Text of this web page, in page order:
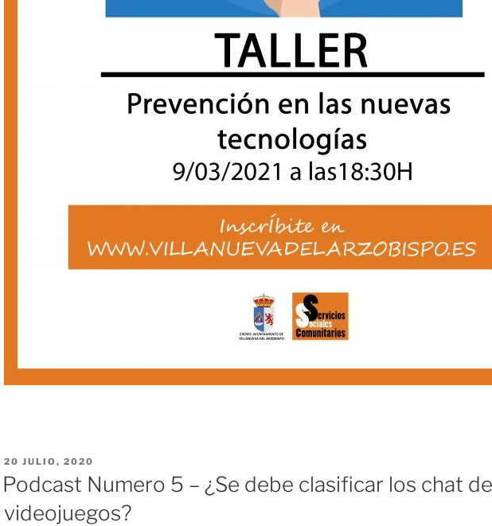
PUBLICADO
20 JULIO, 2020
Podcast Numero 5 – ¿Se debe clasificar los chat
videojuegos?